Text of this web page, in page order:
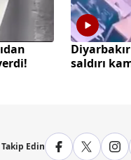
saldırı
Edin